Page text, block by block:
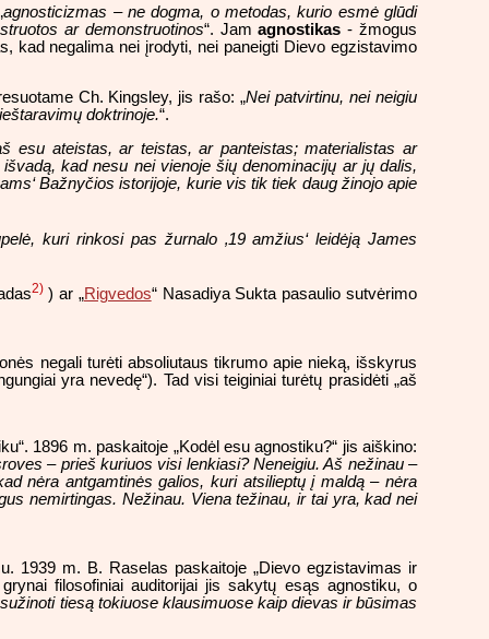
agnosticizmas – ne dogma, o metodas, kurio esmė glūdi
ar demonstruotinos“. Jamagnostikas - žmogus
kad negalima nei įrodyti, nei paneigti Dievo egzistavimo
Ch. Kingsley, jis rašo: „Nei patvirtinu, nei neigiu
doktrinoje.“.
esu ateistas, ar teistas, ar panteistas; materialistas ar
kad nesu nei vienoje šių denominacijų ar jų dalis,
Bažnyčios istorijoje, kurie vis tik tiek daug žinojo apie
kuri rinkosi pas žurnalo ‚19 amžius‘ leidėją James
2) ) ar „Rigvedos“ Nasadiya Sukta pasaulio sutvėrimo
negali turėti absoliutaus tikrumo apie nieką, išskyrus
yra nevedę“). Tad visi teiginiai turėtų prasidėti „aš
1896 m. paskaitoje „Kodėl esu agnostiku?“ jis aiškino:
– prieš kuriuos visi lenkiasi? Neneigiu. Aš nežinau –
nėra antgamtinės galios, kuri atsilieptų į maldą – nėra
nemirtingas. Nežinau. Viena težinau, ir tai yra, kad nei
1939 m. B. Raselas paskaitoje „Dievo egzistavimas ir
filosofiniai auditorijai jis sakytų esąs agnostiku, o
tiesą tokiuose klausimuose kaip dievas ir būsimas